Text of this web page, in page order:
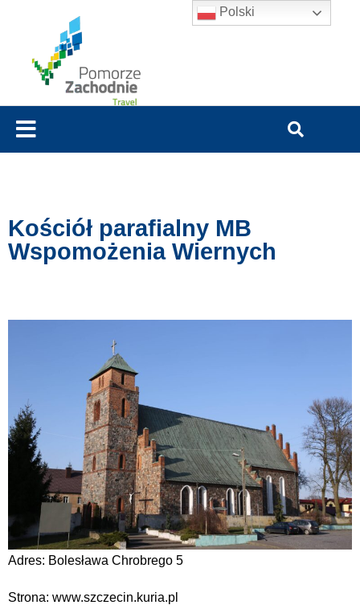
Kościół parafialny MB
Wspomożenia Wiernych
Adres: Bolesława Chrobrego 5
Strona: www.szczecin.kuria.pl
Polski